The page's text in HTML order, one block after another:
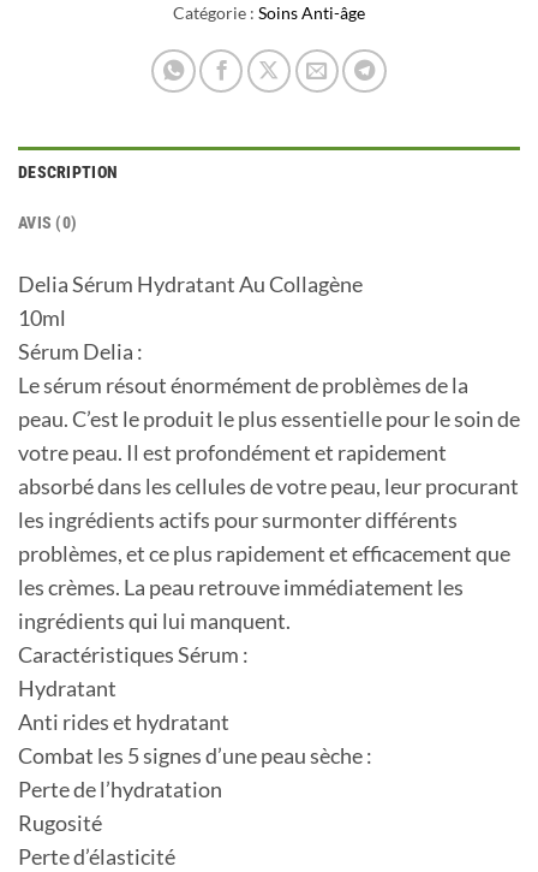
Catégorie : Soins Anti-âge
DESCRIPTION
AVIS (0)
Delia Sérum Hydratant Au Collagène
10ml
Sérum Delia :
Le sérum résout énormément de problèmes de la
peau. C’est le produit le plus essentielle pour le soin de
votre peau. Il est profondément et rapidement
absorbé dans les cellules de votre peau, leur procurant
les ingrédients actifs pour surmonter différents
problèmes, et ce plus rapidement et efficacement que
les crèmes. La peau retrouve immédiatement les
ingrédients qui lui manquent.
Caractéristiques Sérum :
Hydratant
Anti rides et hydratant
Combat les 5 signes d’une peau sèche :
Perte de l’hydratation
Rugosité
Perte d’élasticité